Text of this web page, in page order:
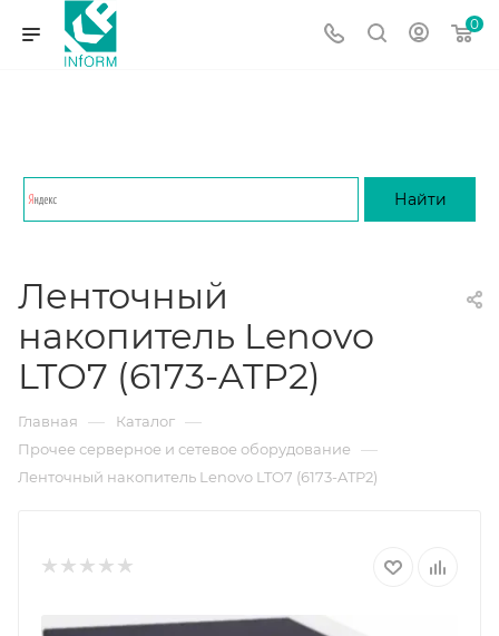
0
Ленточный
накопитель Lenovo
LTO7 (6173-ATP2)
Главная — Каталог —
Прочее серверное и сетевое оборудование —
Ленточный накопитель Lenovo LTO7 (6173-ATP2)